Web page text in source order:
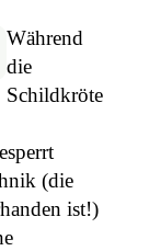
Während
die
Schildkröte
(die
ist!)